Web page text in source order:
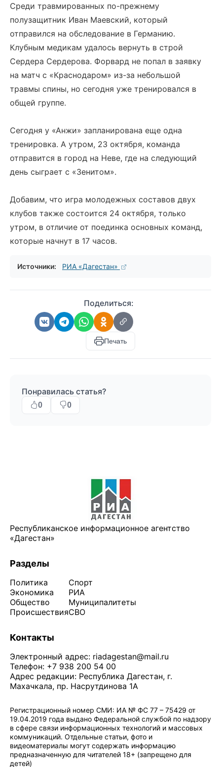
Среди травмированных по-прежнему
полузащитник Иван Маевский, который
отправился на обследование в Германию.
Клубным медикам удалось вернуть в строй
Сердера Сердерова. Форвард не попал в заявку
на матч с «Краснодаром» из-за небольшой
травмы спины, но сегодня уже тренировался в
общей группе.
Сегодня у «Анжи» запланирована еще одна
тренировка. А утром, 23 октября, команда
отправится в город на Неве, где на следующий
день сыграет с «Зенитом».
Добавим, что игра молодежных составов двух
клубов также состоится 24 октября, только
утром, в отличие от поединка основных команд,
которые начнут в 17 часов.
Источники: РИА «Дагестан»
Поделиться:
Печать
Понравилась статья?
0 0
Республиканское информационное агентство
«Дагестан»
Разделы
Политика
Экономика
Общество
Происшествия
Спорт
РИА
Муниципалитеты
СВО
Контакты
Электронный адрес: riadagestan@mail.ru
Телефон: +7 938 200 54 00
Адрес редакции: Республика Дагестан, г.
Махачкала, пр. Насрутдинова 1А
Регистрационный номер СМИ: ИА № ФС 77 – 75429 от
19.04.2019 года выдано Федеральной службой по надзору
в сфере связи информационных технологий и массовых
коммуникаций. Отдельные статьи, фото и
видеоматериалы могут содержать информацию
предназначенную для читателей 18+ (запрещено для
детей)